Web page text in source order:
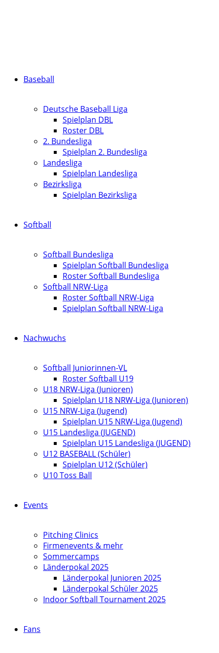
Baseball
Deutsche Baseball Liga
Spielplan DBL
Roster DBL
2. Bundesliga
Spielplan 2. Bundesliga
Landesliga
Spielplan Landesliga
Bezirksliga
Spielplan Bezirksliga
Softball
Softball Bundesliga
Spielplan Softball Bundesliga
Roster Softball Bundesliga
Softball NRW-Liga
Roster Softball NRW-Liga
Spielplan Softball NRW-Liga
Nachwuchs
Softball Juniorinnen-VL
Roster Softball U19
U18 NRW-Liga (Junioren)
Spielplan U18 NRW-Liga (Junioren)
U15 NRW-Liga (Jugend)
Spielplan U15 NRW-Liga (Jugend)
U15 Landesliga (JUGEND)
Spielplan U15 Landesliga (JUGEND)
U12 BASEBALL (Schüler)
Spielplan U12 (Schüler)
U10 Toss Ball
Events
Pitching Clinics
Firmenevents & mehr
Sommercamps
Länderpokal 2025
Länderpokal Junioren 2025
Länderpokal Schüler 2025
Indoor Softball Tournament 2025
Fans